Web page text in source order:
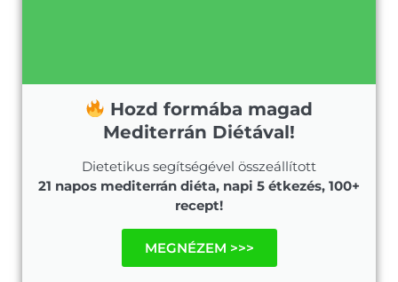
Hozd formába magad
Mediterrán Diétával!
Dietetikus segítségével összeállított
21 napos mediterrán diéta, napi 5 étkezés, 100+
recept!
MEGNÉZEM >>>